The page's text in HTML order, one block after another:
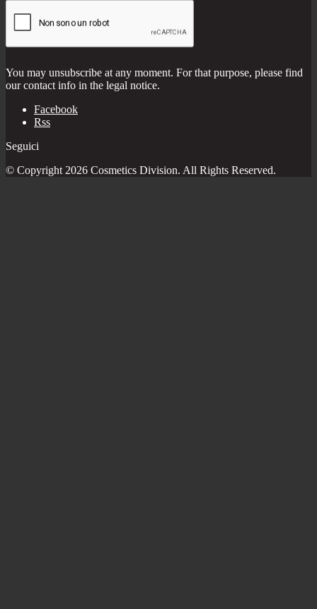
You may unsubscribe at any moment. For that purpose, please find
our contact info in the legal notice.
Facebook
Rss
Seguici
© Copyright 2026 Cosmetics Division. All Rights Reserved.